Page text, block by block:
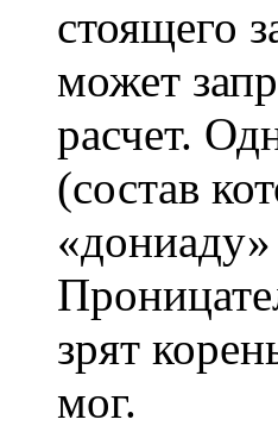
стоящего
может
расчет.
(состав
зрят
мог.